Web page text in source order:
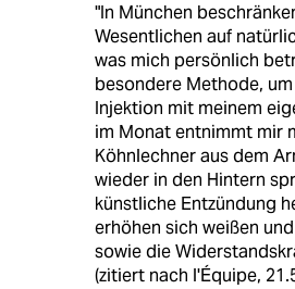
"In München
Wesentlichen auf
was mich persönlich
besondere Methode,
Injektion mit meinem
im Monat entnimmt mir
Köhnlechner aus dem
wieder in den Hintern
künstliche Entzündung
erhöhen sich weißen
sowie die
(zitiert nach l'Équipe,